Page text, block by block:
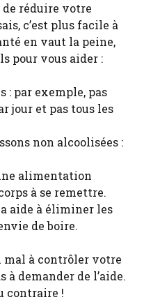
de réduire votre
c’est plus facile à
en vaut la peine,
pour vous aider :
: par exemple, pas
jour et pas tous les
non alcoolisées :
alimentation
à se remettre.
aide à éliminer les
de boire.
mal à contrôler votre
à demander de l’aide.
contraire !